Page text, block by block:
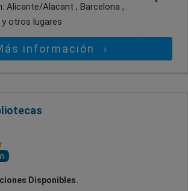
Alicante/Alacant , Barcelona ,
y otros lugares
información
Disponibles.